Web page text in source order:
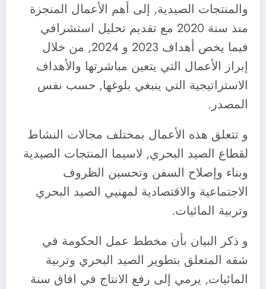
والمنتجات الصيدية, إلى أهم الأعمال المنجزة
منذ سنة 2020 مع تقديم تحليل استشرافي
فيما يخص أهداف 2023 و 2024, من خلال
إبراز الأعمال التي يتعين مباشرتها والأهداف
الاستراتيجية التي ينبغي بلوغها, حسب نفس
المصدر.
و تتعلق هذه الأعمال بمختلف مجالات النشاط
لقطاع الصيد البحري, لاسيما المنتجات الصيدية
وبناء وإصلاح السفن وتحسين الظروف
الاجتماعية والاقتصادية لمهنيي الصيد البحري
وتربية المائيات.
و ذكر البيان بأن مخطط عمل الحكومة في
شقه المتعلق بتطوير الصيد البحري وتربية
المائيات, يرمي إلى رفع الانتاج في افاق سنة